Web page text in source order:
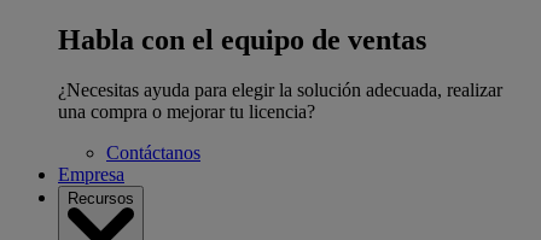
Habla con el equipo de ventas
¿Necesitas ayuda para elegir la solución adecuada, realizar
una compra o mejorar tu licencia?
Contáctanos
Empresa
Recursos